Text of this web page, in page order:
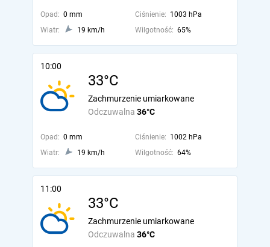
Opad: 0 mm Ciśnienie: 1003 hPa
Wiatr:
19 km/h Wilgotność: 65%
10:00
33°C
Odczuwalna 36°C
Zachmurzenie umiarkowane
Opad: 0 mm Ciśnienie: 1002 hPa
Wiatr:
19 km/h Wilgotność: 64%
11:00
33°C
Odczuwalna 36°C
Zachmurzenie umiarkowane